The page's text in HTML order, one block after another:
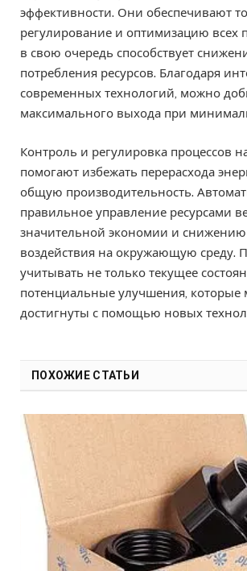
эффективности. Они обеспечивают
регулирование и оптимизацию всех
в свою очередь способствует
потребления ресурсов. Благодаря
современных технологий, можно
максимального выхода при
Контроль и регулировка процессов
помогают избежать перерасхода
общую производительность.
правильное управление ресурсами
значительной экономии и снижению
воздействия на окружающую среду.
учитывать не только текущее
потенциальные улучшения, которые
достигнуты с помощью новых
ПОХОЖИЕ СТАТЬИ